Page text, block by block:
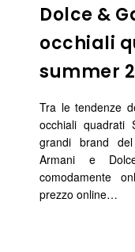
Dolce &
occhiali
summer
Tra le tendenze
occhiali quadrati
grandi brand
Armani e
comodamente
prezzo online…